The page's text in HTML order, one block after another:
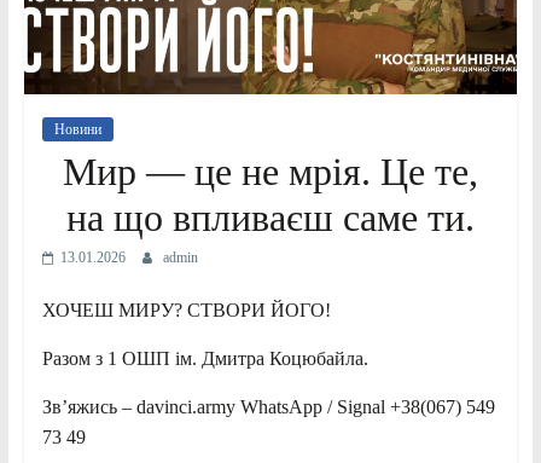
Новини
Мир — це не мрія. Це те,
на що впливаєш саме ти.
13.01.2026 admin
ХОЧЕШ МИРУ? СТВОРИ ЙОГО!
Разом з 1 ОШП ім. Дмитра Коцюбайла.
Зв’яжись – davinci.army WhatsApp / Signal +38(067) 549
73 49